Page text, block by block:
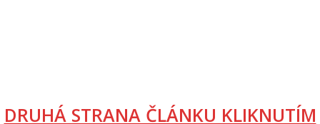
DRUHÁ STRANA ČLÁNKU KLIKNUTÍM